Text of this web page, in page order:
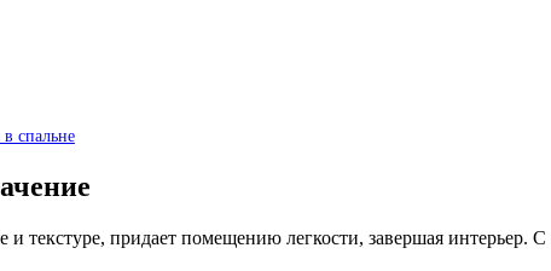
спальне
и текстуре, придает помещению легкости, завершая